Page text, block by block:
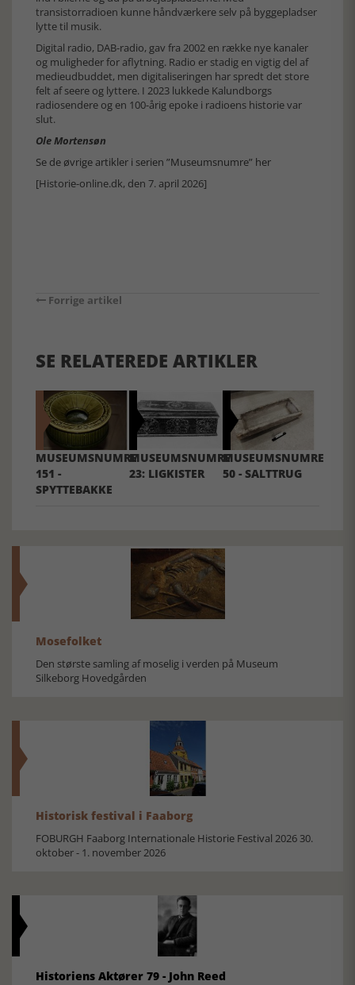
transistorradioen kunne håndværkere selv på byggepladser
lytte til musik.
Digital radio, DAB-radio, gav fra 2002 en række nye kanaler
og muligheder for aflytning. Radio er stadig en vigtig del af
medieudbuddet, men digitaliseringen har spredt det store
felt af seere og lyttere. I 2023 lukkede Kalundborgs
radiosendere og en 100-årig epoke i radioens historie var
slut.
Ole Mortensøn
Se de øvrige artikler i serien ”Museumsnumre” her
[Historie-online.dk, den 7. april 2026]
Forrige artikel
SE RELATEREDE ARTIKLER
MUSEUMSNUMRE
151 -
SPYTTEBAKKE
MUSEUMSNUMRE
23: LIGKISTER
MUSEUMSNUMRE
50 - SALTTRUG
Mosefolket
Den største samling af moselig i verden på Museum
Silkeborg Hovedgården
Historisk festival i Faaborg
FOBURGH Faaborg Internationale Historie Festival 2026 30.
oktober - 1. november 2026
Historiens Aktører 79 - John Reed